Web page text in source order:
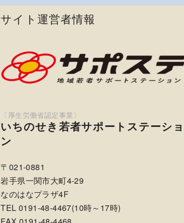
サイト運営者情報
いちのせき若者サポートステーショ
ン
〒021-0881
岩手県一関市大町4-29
なのはなプラザ4F
TEL 0191-48-4467(10時～17時)